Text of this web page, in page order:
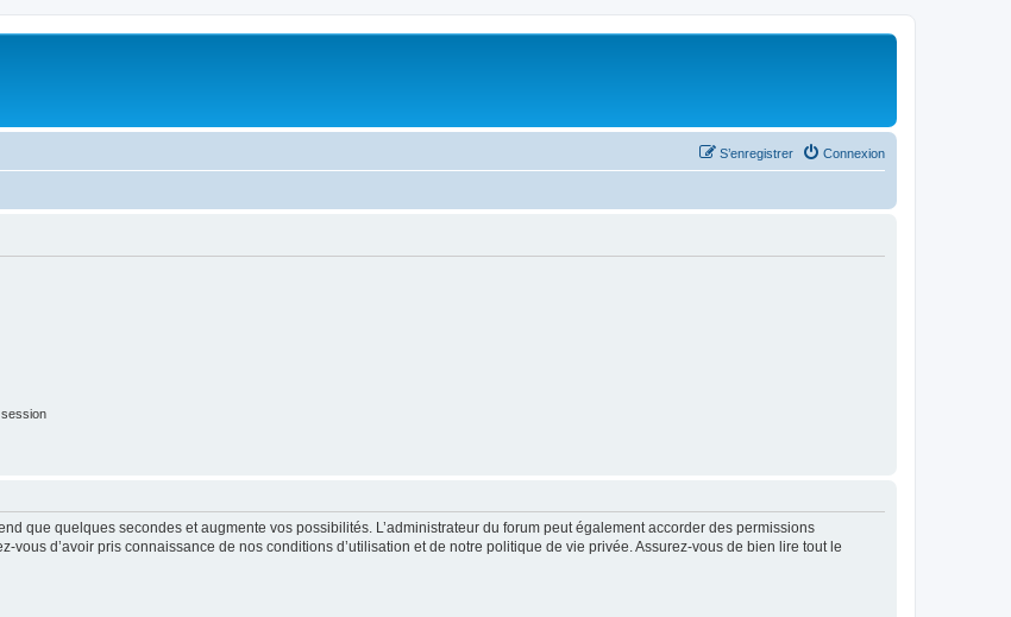
Connexion
S’enregistrer
que quelques secondes et augmente vos possibilités. L’administrateur du forum peut également accorder des permissions
vous d’avoir pris connaissance de nos conditions d’utilisation et de notre politique de vie privée. Assurez-vous de bien lire tout le